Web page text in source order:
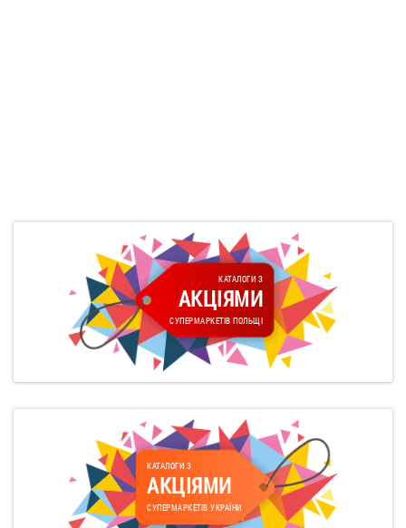
КАТАЛОГИ З
АКЦІЯМИ
СУПЕРМАРКЕТІВ ПОЛЬЩІ
КАТАЛОГИ З
АКЦІЯМИ
СУПЕРМАРКЕТІВ УКРАЇНИ